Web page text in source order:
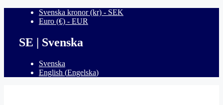
Svenska kronor (kr) - SEK
Euro (€) - EUR
SE | Svenska
Svenska
English (Engelska)